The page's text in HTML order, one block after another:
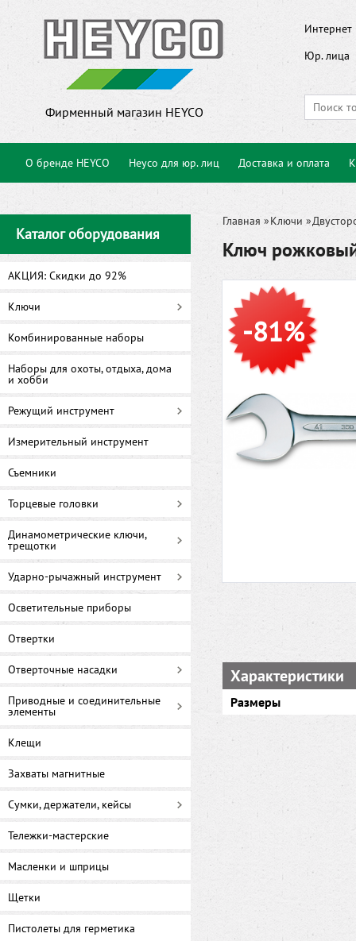
Фирменный магазин HEYCO
Интернет
Юр. лица
О бренде HEYCO Heyco для юр. лиц Доставка и оплата
Каталог оборудования
АКЦИЯ: Скидки до 92%
Ключи
Комбинированные наборы
Наборы для охоты, отдыха, дома
и хобби
Режущий инструмент
Измерительный инструмент
Съемники
Торцевые головки
Динамометрические ключи,
трещотки
Ударно-рычажный инструмент
Осветительные приборы
Отвертки
Отверточные насадки
Приводные и соединительные
элементы
Клещи
Захваты магнитные
Сумки, держатели, кейсы
Тележки-мастерские
Масленки и шприцы
Щетки
Пистолеты для герметика
Главная »Ключи »
Ключ
-81%
Характеристики
Размеры